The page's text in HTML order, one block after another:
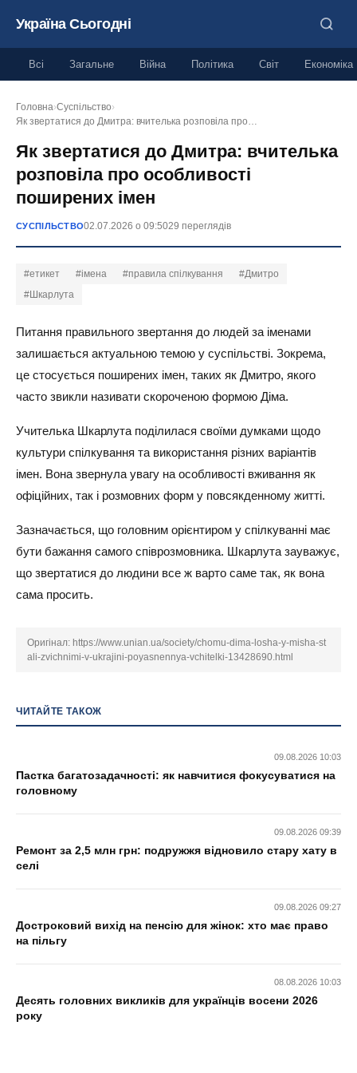
Україна Сьогодні
Всі Загальне Війна Політика Світ Економіка
Головна›Суспільство›
Як звертатися до Дмитра: вчителька розповіла про…
Як звертатися до Дмитра: вчителька
розповіла про особливості
поширених імен
СУСПІЛЬСТВО02.07.2026 о 09:5029 переглядів
#етикет #імена #правила спілкування
#Дмитро
#Шкарлута
Питання правильного звертання до людей за іменами
залишається актуальною темою у суспільстві. Зокрема,
це стосується поширених імен, таких як Дмитро, якого
часто звикли називати скороченою формою Діма.
Учителька Шкарлута поділилася своїми думками щодо
культури спілкування та використання різних варіантів
імен. Вона звернула увагу на особливості вживання як
офіційних, так і розмовних форм у повсякденному житті.
Зазначається, що головним орієнтиром у спілкуванні має
бути бажання самого співрозмовника. Шкарлута зауважує,
що звертатися до людини все ж варто саме так, як вона
сама просить.
Оригінал: https://www.unian.ua/society/chomu-dima-losha-y-misha-st
ali-zvichnimi-v-ukrajini-poyasnennya-vchitelki-13428690.html
ЧИТАЙТЕ ТАКОЖ
09.08.2026 10:03
Пастка багатозадачності: як навчитися фокусуватися на
головному
09.08.2026 09:39
Ремонт за 2,5 млн грн: подружжя відновило стару хату в
селі
09.08.2026 09:27
Достроковий вихід на пенсію для жінок: хто має право
на пільгу
08.08.2026 10:03
Десять головних викликів для українців восени 2026
року